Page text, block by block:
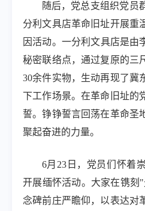
随后，党总支组织党员
分利文具店革命旧址开展重
因活动。 一分利文具店是由
秘密联络点，通过复原的三
30余件实物，生动再现了冀
下工作场景。在革命旧址的
誓。铮铮誓言回荡在革命圣
聚起奋进的力量。
6月 23日，党员们怀着
开展缅怀活动。大家在镌刻 "
念碑前庄严瞻仰，以表达对